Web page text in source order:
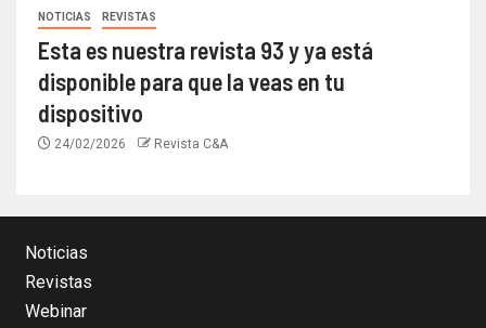
NOTICIAS REVISTAS
Esta es nuestra revista 93 y ya está
disponible para que la veas en tu
dispositivo
24/02/2026 Revista C&A
Noticias
Revistas
Webinar